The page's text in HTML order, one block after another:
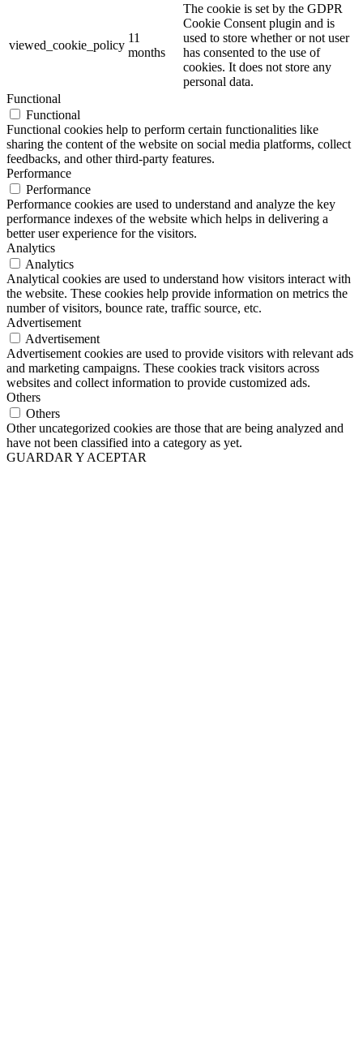
viewed_cookie_policy
11
months
The cookie is set by the GDPR
Cookie Consent plugin and is
used to store whether or not user
has consented to the use of
cookies. It does not store any
personal data.
Functional
Functional
Functional cookies help to perform certain functionalities like
sharing the content of the website on social media platforms, collect
feedbacks, and other third-party features.
Performance
Performance
Performance cookies are used to understand and analyze the key
performance indexes of the website which helps in delivering a
better user experience for the visitors.
Analytics
Analytics
Analytical cookies are used to understand how visitors interact with
the website. These cookies help provide information on metrics the
number of visitors, bounce rate, traffic source, etc.
Advertisement
Advertisement
Advertisement cookies are used to provide visitors with relevant ads
and marketing campaigns. These cookies track visitors across
websites and collect information to provide customized ads.
Others
Others
Other uncategorized cookies are those that are being analyzed and
have not been classified into a category as yet.
GUARDAR Y ACEPTAR